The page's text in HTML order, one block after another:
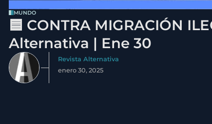
MUNDO
🟦 CONTRA MIGRACIÓN
Alternativa | Ene 30
Revista Alternativa
enero 30, 2025